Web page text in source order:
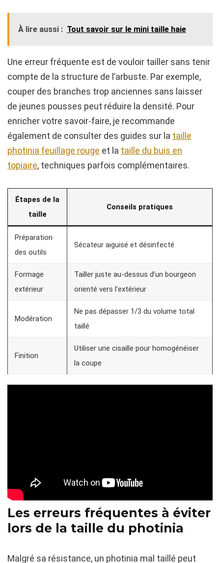
À lire aussi : Tout savoir sur le mini taille haie
Une erreur fréquente est de vouloir tailler sans tenir
compte de la structure de l’arbuste. Par exemple,
couper des branches trop anciennes sans laisser
de jeunes pousses peut réduire la densité. Pour
enricher votre savoir-faire, je recommande
également de consulter des guides sur la taille
photinia feuillage rouge et la taille du buis en
topiaire, techniques parfois complémentaires.
Étapes de la
taille
Conseils pratiques
Préparation
des outils
Sécateur aiguisé et désinfecté
Formage
extérieur
Tailler juste au-dessus d’un bourgeon
orienté vers l’extérieur
Modération
Ne pas dépasser 1/3 du volume total
taillé
Finition
Utiliser une cisaille pour homogénéiser
la coupe
Les erreurs fréquentes à éviter
lors de la taille du photinia
Malgré sa résistance, un photinia mal taillé peut